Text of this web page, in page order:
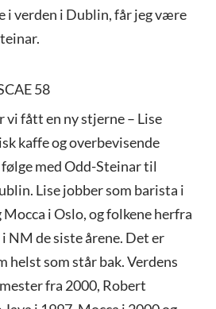
i verden i Dublin, får jeg være
vi fått en ny stjerne – Lise
kaffe og overbevisende
med Odd-Steinar til
Lise jobber som barista i
Mocca i Oslo, og folkene herfra
NM de siste årene. Det er
helst som står bak. Verdens
fra 2000, Robert